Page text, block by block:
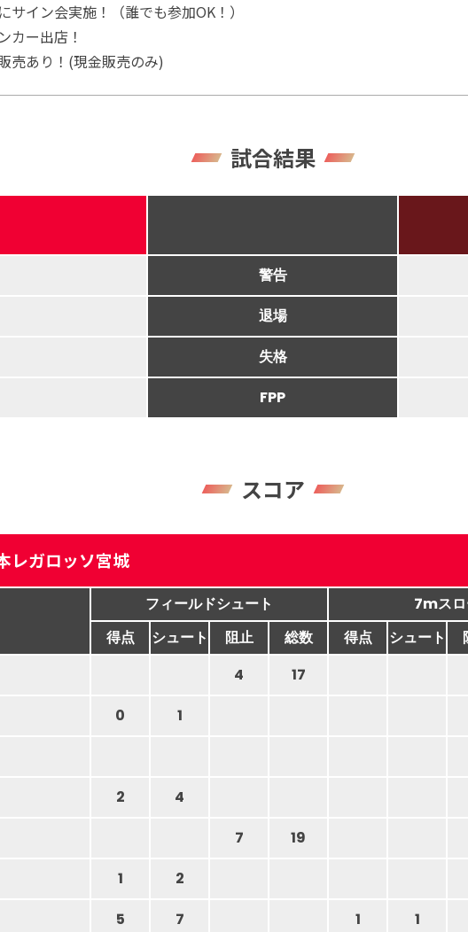
サイン会実施！（誰でも参加OK！）
カー出店！
売あり！(現金販売のみ)
試合結果
警告
退場
失格
FPP
スコア
レガロッソ宮城
フィールドシュート
7mス
得点
シュート 阻止 総数 得点 シュート
4 17
0
1
2
4
7
19
1
2
5 7 1
1